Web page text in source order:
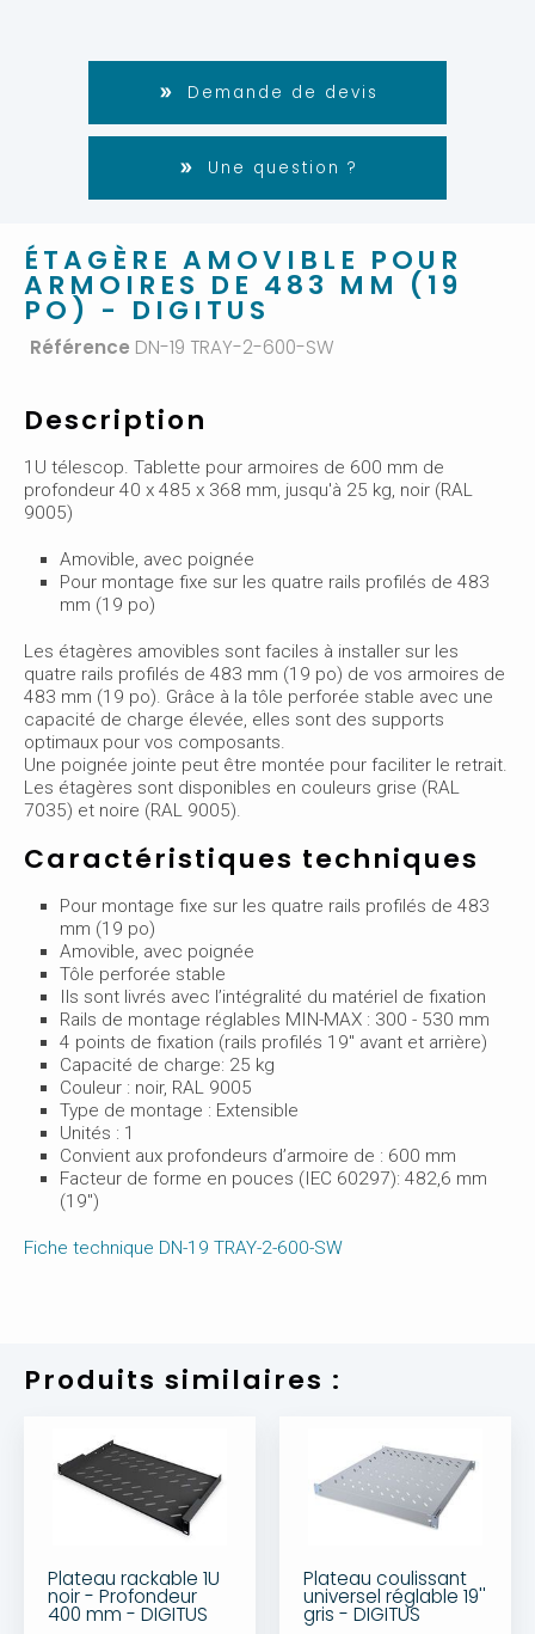
Demande de devis
Une question ?
ÉTAGÈRE AMOVIBLE POUR
ARMOIRES DE 483 MM (19
PO) - DIGITUS
Référence DN-19 TRAY-2-600-SW
Description
1U télescop. Tablette pour armoires de 600 mm de
profondeur 40 x 485 x 368 mm, jusqu'à 25 kg, noir (RAL
9005)
Amovible, avec poignée
Pour montage fixe sur les quatre rails profilés de 483
mm (19 po)
Les étagères amovibles sont faciles à installer sur les
quatre rails profilés de 483 mm (19 po) de vos armoires de
483 mm (19 po). Grâce à la tôle perforée stable avec une
capacité de charge élevée, elles sont des supports
optimaux pour vos composants.
Une poignée jointe peut être montée pour faciliter le retrait.
Les étagères sont disponibles en couleurs grise (RAL
7035) et noire (RAL 9005).
Caractéristiques techniques
Pour montage fixe sur les quatre rails profilés de 483
mm (19 po)
Amovible, avec poignée
Tôle perforée stable
Ils sont livrés avec l’intégralité du matériel de fixation
Rails de montage réglables MIN-MAX : 300 - 530 mm
4 points de fixation (rails profilés 19" avant et arrière)
Capacité de charge: 25 kg
Couleur : noir, RAL 9005
Type de montage : Extensible
Unités : 1
Convient aux profondeurs d’armoire de : 600 mm
Facteur de forme en pouces (IEC 60297): 482,6 mm
(19")
Fiche technique DN-19 TRAY-2-600-SW
Produits similaires :
Plateau rackable 1U
noir - Profondeur
400 mm - DIGITUS
Plateau coulissant
universel réglable 19''
gris - DIGITUS